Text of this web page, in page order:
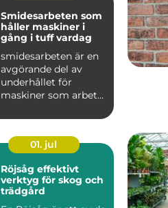
Smidesarbeten som
håller maskiner i
gång i tuff vardag
smidesarbeten är en
avgörande del av
underhållet för
maskiner som arbetar
bygg, ...
01. jul
Röjsåg effektivt
verktyg för skog och
trädgård